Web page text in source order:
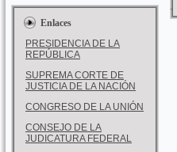
Enlaces
PRESIDENCIA DE LA
REPÚBLICA
SUPREMA CORTE DE
JUSTICIA DE LA NACIÓN
CONGRESO DE LA UNIÓN
CONSEJO DE LA
JUDICATURA FEDERAL